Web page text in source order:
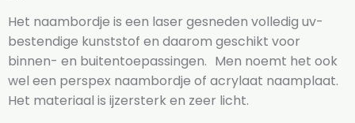
Het naambordje is een laser gesneden volledig uv-
bestendige kunststof en daarom geschikt voor
binnen- en buitentoepassingen. Men noemt het ook
wel een perspex naambordje of acrylaat naamplaat.
Het materiaal is ijzersterk en zeer licht.